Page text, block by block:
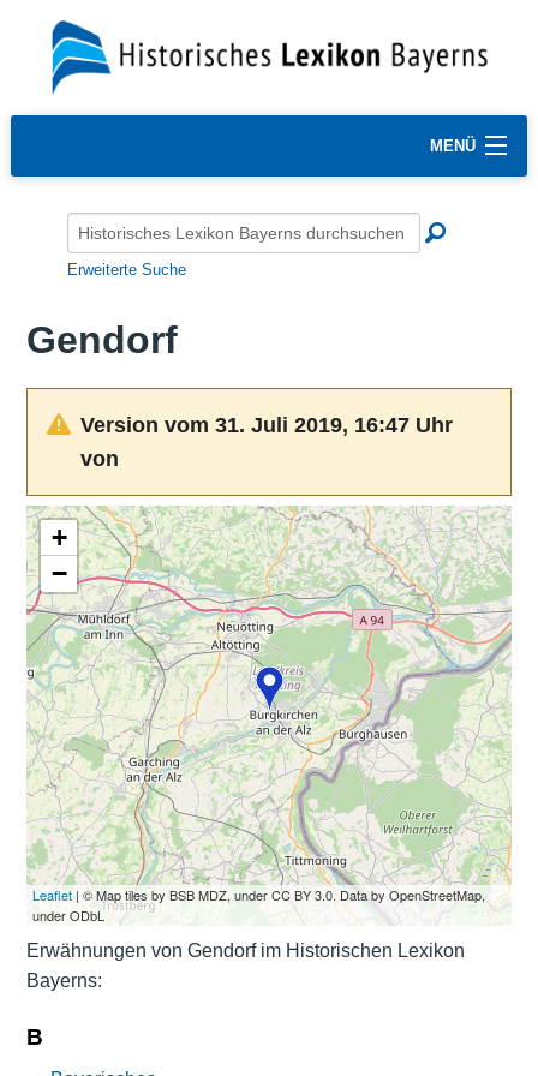
MENÜ
Erweiterte Suche
Gendorf
Version vom 31. Juli 2019, 16:47 Uhr
von
+
−
Leaflet| © Map tiles by BSB MDZ, under CC BY 3.0. Data by OpenStreetMap,
under ODbL
Erwähnungen von Gendorf im Historischen Lexikon
Bayerns:
B